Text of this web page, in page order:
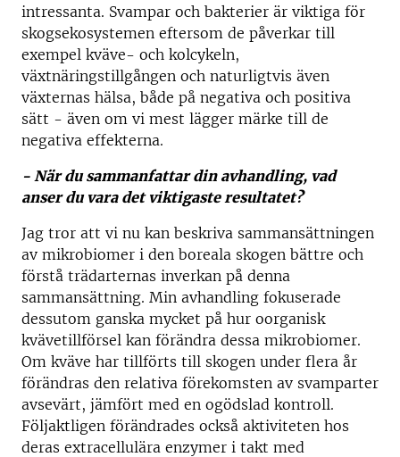
intressanta. Svampar och bakterier är viktiga för
skogsekosystemen eftersom de påverkar till
exempel kväve- och kolcykeln,
växtnäringstillgången och naturligtvis även
växternas hälsa, både på negativa och positiva
sätt - även om vi mest lägger märke till de
negativa effekterna.
- När du sammanfattar din avhandling, vad
anser du vara det viktigaste resultatet?
Jag tror att vi nu kan beskriva sammansättningen
av mikrobiomer i den boreala skogen bättre och
förstå trädarternas inverkan på denna
sammansättning. Min avhandling fokuserade
dessutom ganska mycket på hur oorganisk
kvävetillförsel kan förändra dessa mikrobiomer.
Om kväve har tillförts till skogen under flera år
förändras den relativa förekomsten av svamparter
avsevärt, jämfört med en ogödslad kontroll.
Följaktligen förändrades också aktiviteten hos
deras extracellulära enzymer i takt med